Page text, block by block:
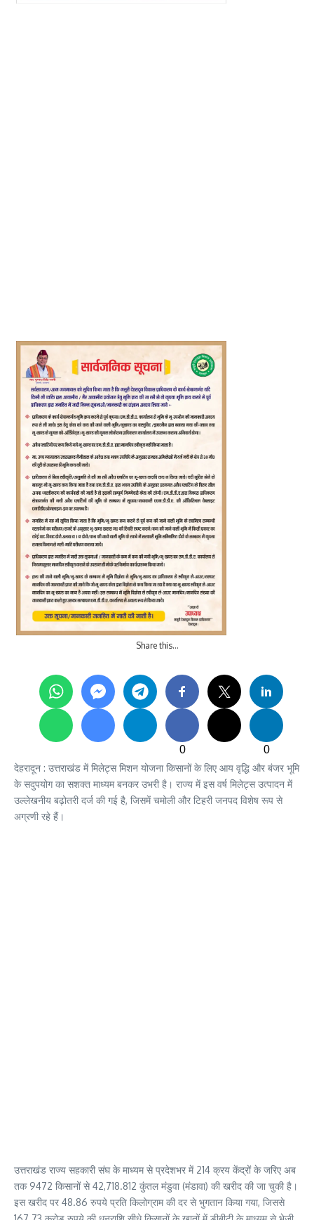
Share this…
0
0
देहरादून : उत्तराखंड में मिलेट्स मिशन योजना किसानों के लिए आय वृद्धि और बंजर भूमि
के सदुपयोग का सशक्त माध्यम बनकर उभरी है। राज्य में इस वर्ष मिलेट्स उत्पादन में
उल्लेखनीय बढ़ोतरी दर्ज की गई है, जिसमें चमोली और टिहरी जनपद विशेष रूप से
अग्रणी रहे हैं।
उत्तराखंड राज्य सहकारी संघ के माध्यम से प्रदेशभर में 214 क्रय केंद्रों के जरिए अब
तक 9472 किसानों से 42,718.812 कुंतल मंडुवा (मंडावा) की खरीद की जा चुकी है।
इस खरीद पर 48.86 रुपये प्रति किलोग्राम की दर से भुगतान किया गया, जिससे